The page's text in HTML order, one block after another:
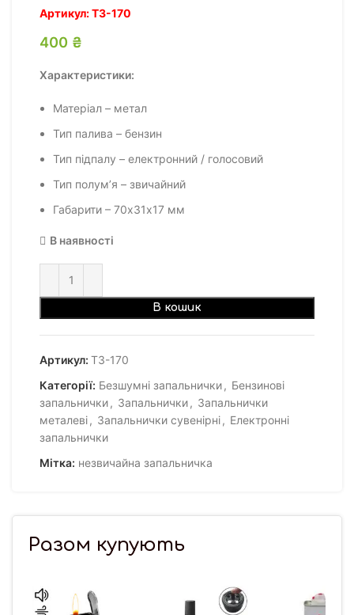
Артикул:ТЗ-170
400 ₴
Характеристики:
Матеріал – метал
Тип палива – бензин
Тип підпалу – електронний / голосовий
Тип полум’я – звичайний
Габарити – 70х31х17 мм
В наявності
В кошик
Артикул: ТЗ-170
Категорії: Безшумні запальнички, Бензинові
запальнички, Запальнички, Запальнички
металеві, Запальнички сувенірні, Електронні
запальнички
Мітка: незвичайна запальничка
Разом купують